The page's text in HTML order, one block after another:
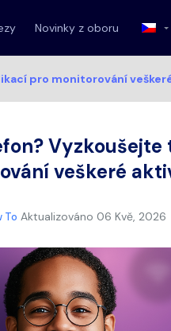
Novinky z oboru
pro monitorování
Vyzkoušejte
veškeré
To Aktualizováno 06 Kvě, 2026